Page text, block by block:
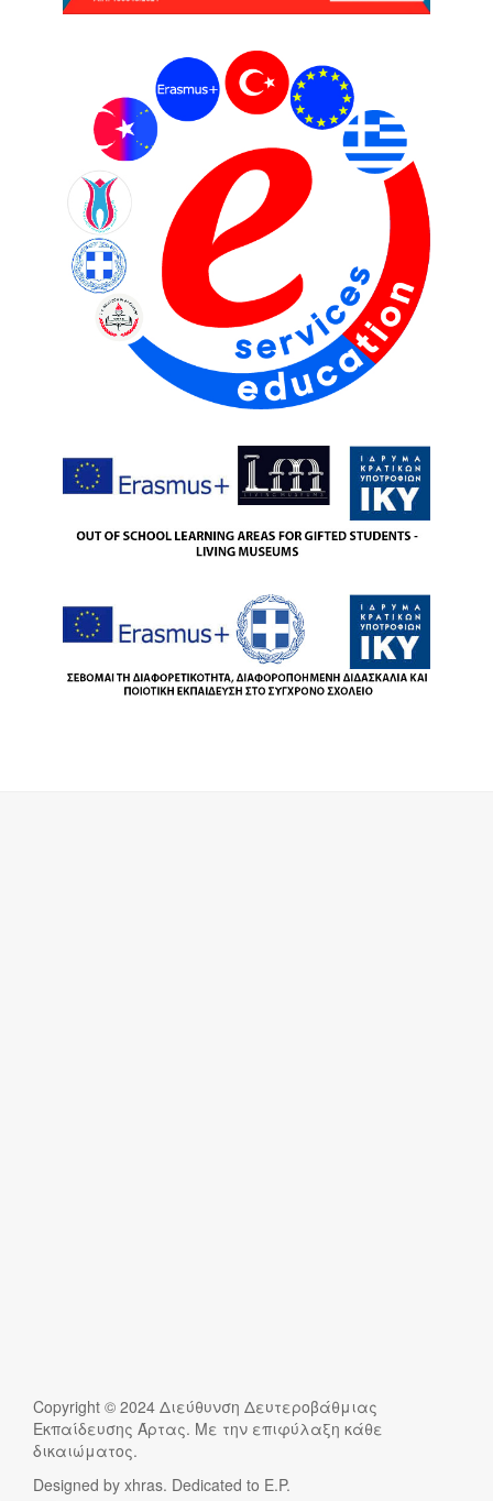
Copyright © 2024 Διεύθυνση Δευτεροβάθμιας
Εκπαίδευσης Άρτας. Με την επιφύλαξη κάθε
δικαιώματος.
Designed by xhras. Dedicated to E.P.